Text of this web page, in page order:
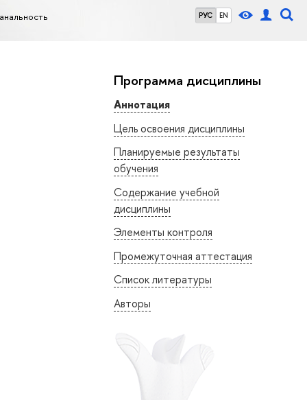
РУС EN
Программа дисциплины
Аннотация
Цель освоения дисциплины
Планируемые результаты
обучения
Содержание учебной
дисциплины
Элементы контроля
Промежуточная аттестация
Список литературы
Авторы